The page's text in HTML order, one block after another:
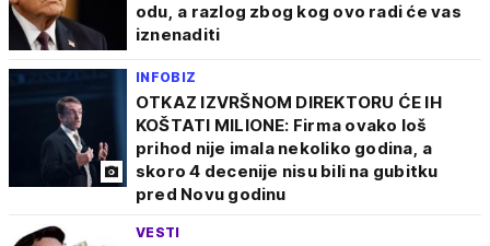
odu, a razlog zbog kog ovo radi će vas
iznenaditi
INFOBIZ
OTKAZ IZVRŠNOM DIREKTORU ĆE IH
KOŠTATI MILIONE: Firma ovako loš
prihod nije imala nekoliko godina, a
skoro 4 decenije nisu bili na gubitku
pred Novu godinu
VESTI